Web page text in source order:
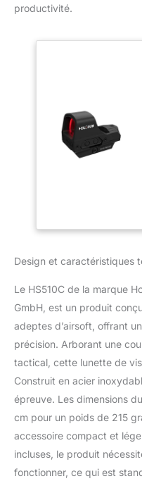
productivité.
Design et caractéristiques
Le HS510C de la marque
GmbH, est un produit
adeptes d’airsoft, offrant
précision. Arborant une
tactical, cette lunette de
Construit en acier
épreuve. Les dimensions
cm pour un poids de 215
accessoire compact et
incluses, le produit
fonctionner, ce qui est